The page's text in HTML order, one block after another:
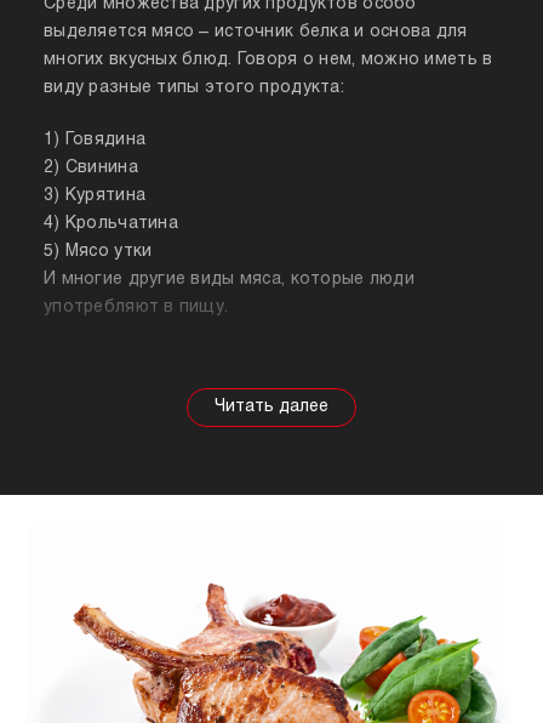
Среди множества других продуктов особо
выделяется мясо – источник белка и основа для
многих вкусных блюд. Говоря о нем, можно иметь в
виду разные типы этого продукта:
1) Говядина
2) Свинина
3) Курятина
4) Крольчатина
5) Мясо утки
И многие другие виды мяса, которые люди
употребляют в пищу.
полезных свойствах. Важно понимать, что в
зависимости от животного свойства продукта
подходит для шашлыка, а мясо перепела отлично